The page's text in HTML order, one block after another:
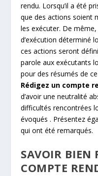
rendu. Lorsqu’il a été
que des actions soient
les exécuter. De
d’exécution déterminé
ces actions seront
parole aux exécutants
pour des résumés de
Rédigez un compte
d’avoir une neutralité
difficultés rencontrées
évoqués . Présentez
qui ont été remarqués.
SAVOIR BIEN
COMPTE